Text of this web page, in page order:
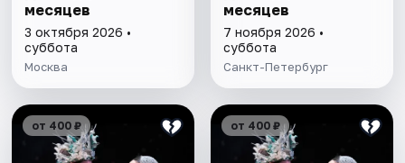
месяцев
3 октября 2026 •
суббота
Москва
месяцев
7 ноября 2026 •
суббота
Санкт-Петербург
от 400 ₽ от 400 ₽